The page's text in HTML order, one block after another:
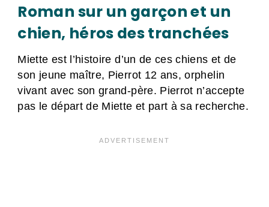
Roman sur un garçon et un
chien, héros des tranchées
Miette est l’histoire d’un de ces chiens et de
son jeune maître, Pierrot 12 ans, orphelin
vivant avec son grand-père. Pierrot n’accepte
pas le départ de Miette et part à sa recherche.